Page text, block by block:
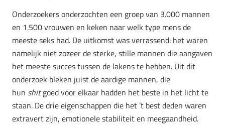
Onderzoekers onderzochten een groep van 3.000 mannen
en 1.500 vrouwen en keken naar welk type mens de
meeste seks had. De uitkomst was verrassend: het waren
namelijk niet zozeer de sterke, stille mannen die aangaven
het meeste succes tussen de lakens te hebben. Uit dit
onderzoek bleken juist de aardige mannen, die
hun shitgoed voor elkaar hadden het beste in het licht te
staan. De drie eigenschappen die het ’t best deden waren
extravert zijn, emotionele stabiliteit en meegaandheid.